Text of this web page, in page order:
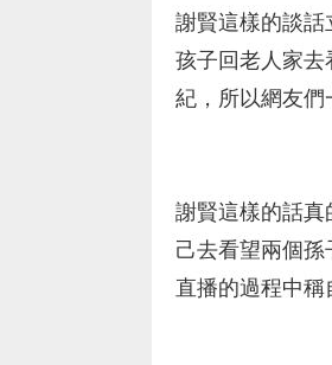
謝賢這樣的談
孩子回老人家
紀，所以網友們
謝賢這樣的話
己去看望兩個
直播的過程中稱